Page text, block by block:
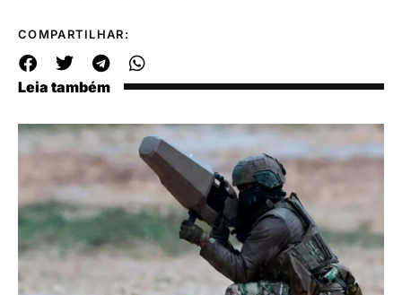
COMPARTILHAR:
Leia também